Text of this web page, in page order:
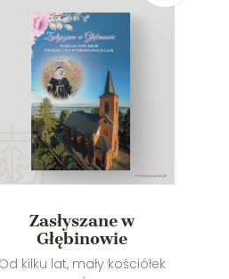
Zasłyszane w
Głębinowie
Od kilku lat, mały kościółek